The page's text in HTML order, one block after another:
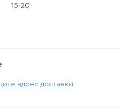
15-20
адрес доставки